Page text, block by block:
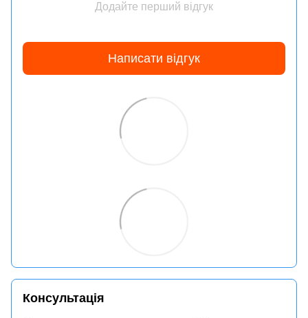
Додайте перший відгук
Написати відгук
Консультація